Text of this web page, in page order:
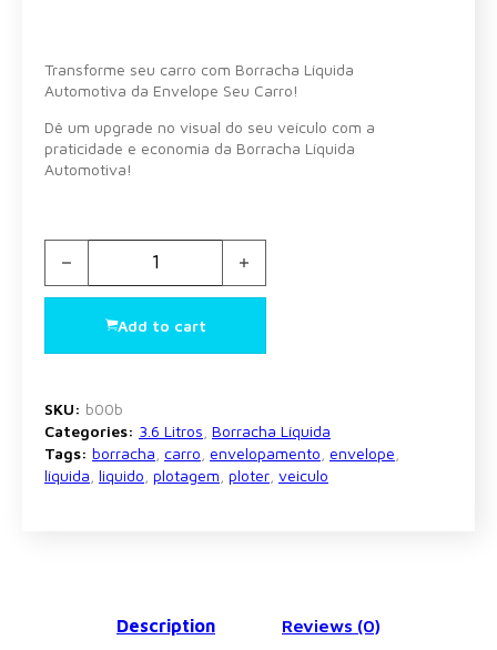
Transforme seu carro com Borracha Líquida
Automotiva da Envelope Seu Carro!
Dê um upgrade no visual do seu veículo com a
praticidade e economia da Borracha Líquida
Automotiva!
Envelopamento Líquido Automotivo - 3,6L Preto quantity
Add to cart
SKU: b00b
Categories: 3.6 Litros Borracha Líquida
Tags: borracha carro envelopamento envelope
líquida liquido plotagem ploter veiculo
Description Reviews (0)